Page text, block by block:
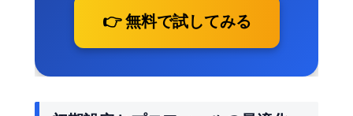
👉 無料で試してみる